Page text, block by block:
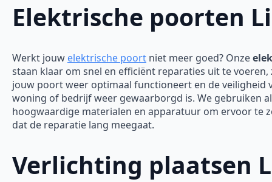
Elektrische poorten
Werkt jouw elektrische poort niet meer goed? Onze
staan klaar om snel en efficiënt reparaties uit te voeren,
jouw poort weer optimaal functioneert en de veiligheid
woning of bedrijf weer gewaarborgd is. We gebruiken
hoogwaardige materialen en apparatuur om ervoor te
dat de reparatie lang meegaat.
Verlichting plaatsen